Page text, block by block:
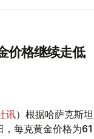
价格继续走低
讯）根据哈萨克斯
每克黄金价格为61